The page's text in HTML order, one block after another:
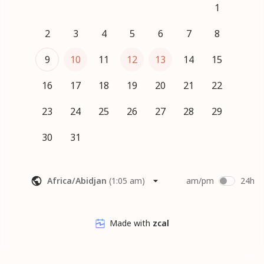
Si besoin d'aide pour la prise de rdv, je suis dispo par mail
(contact@lauraquantin-studio.fr) ou par SMS / WhatsApp (06
04 08 31 38).
1
2
3 4 5 6 7
8
9
10 11 12 13 14
15
16
17 18 19 20 21
22
23
24 25 26 27 28
29
30
31
Africa/Abidjan (1:05 am) am/pm 24h
Made with zcal